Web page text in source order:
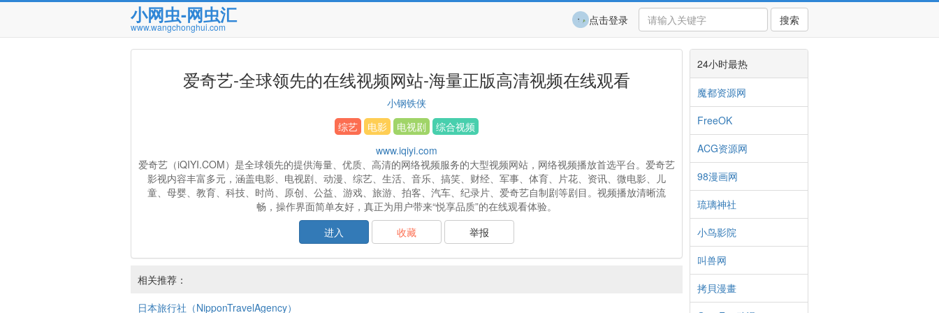
小网虫-网虫汇
www.wangchonghui.com 搜索
点击登录
爱奇艺-全球领先的在线视频网站-海量正版高清视频在线观看
小钢铁侠
综艺
电影 电视剧
综合视频
www.iqiyi.com
爱奇艺（iQIYI.COM）是全球领先的提供海量、优质、高清的网络视频服务的大型视频网站，网络视频播放首选平台。爱奇艺
影视内容丰富多元，涵盖电影、电视剧、动漫、综艺、生活、音乐、搞笑、财经、军事、体育、片花、资讯、微电影、儿
童、母婴、教育、科技、时尚、原创、公益、游戏、旅游、拍客、汽车、纪录片、爱奇艺自制剧等剧目。视频播放清晰流
畅，操作界面简单友好，真正为用户带来“悦享品质”的在线观看体验。
进入
收藏 举报
相关推荐：
日本旅行社（NipponTravelAgency）
24小时最热
魔都资源网
FreeOK
ACG资源网
98漫画网
琉璃神社
小鸟影院
叫兽网
拷貝漫畫